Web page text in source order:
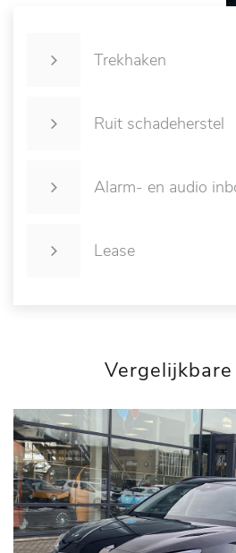
Trekhaken
Ruit schadeherstel
Alarm- en audio
Lease